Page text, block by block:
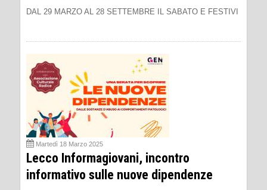
DAL 29 MARZO AL 28 SETTEMBRE IL SABATO E FESTIVI
Martedì 18 Marzo 2025
Lecco Informagiovani, incontro
informativo sulle nuove dipendenze